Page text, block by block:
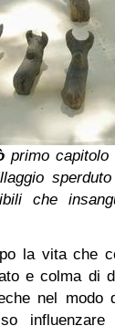
primo
che
la vita che
e colma di
nel modo